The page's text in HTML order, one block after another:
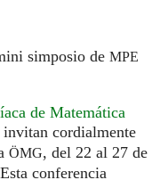
simposio de MPE
de Matemática
cordialmente
ÖMG, del 22 al 27 de
conferencia